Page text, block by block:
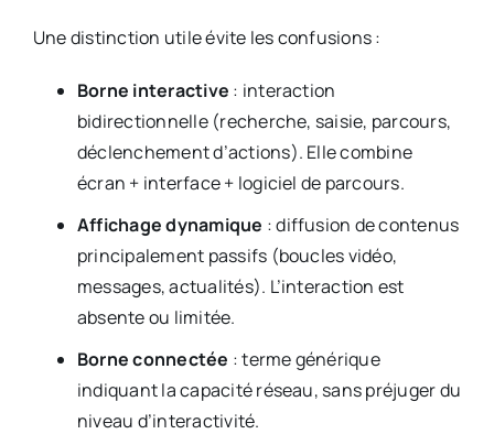
Une distinction utile évite les confusions :
Borne interactive : interaction
bidirectionnelle (recherche, saisie, parcours,
déclenchement d’actions). Elle combine
écran + interface + logiciel de parcours.
Affichage dynamique : diffusion de contenus
principalement passifs (boucles vidéo,
messages, actualités). L’interaction est
absente ou limitée.
Borne connectée : terme générique
indiquant la capacité réseau, sans préjuger du
niveau d’interactivité.